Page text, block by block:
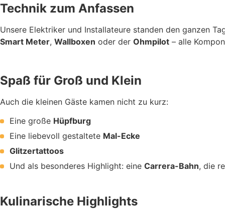
Technik zum Anfassen
Unsere Elektriker und Installateure standen den ganzen
Smart Meter, Wallboxen oder der Ohmpilot – alle
Spaß für Groß und Klein
Auch die kleinen Gäste kamen nicht zu kurz:
Eine große Hüpfburg
Eine liebevoll gestaltete Mal-Ecke
Glitzertattoos
Und als besonderes Highlight: eineCarrera-Bahn, die
Kulinarische Highlights